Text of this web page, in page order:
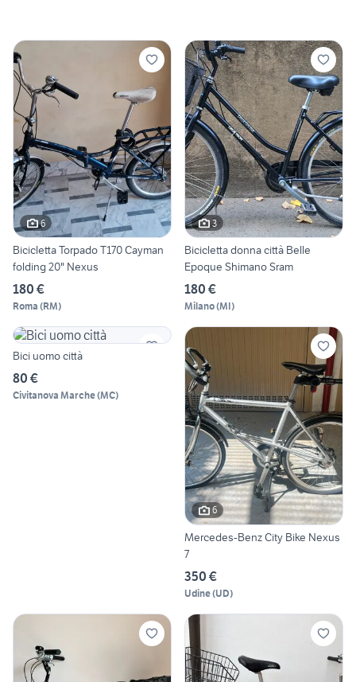
6
Bicicletta Torpado T170 Cayman
folding 20" Nexus
180 €
Roma (RM)
3
Bicicletta donna città Belle
Epoque Shimano Sram
180 €
Milano(MI)
Bici uomo città
80 €
Civitanova Marche(MC)
6
Mercedes-Benz City Bike Nexus
7
350 €
Udine(UD)